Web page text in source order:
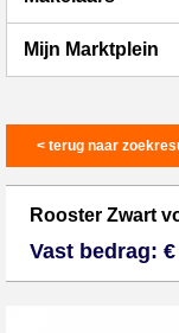
Mijn Marktplein
< terug naar
Rooster Zwart
Vast bedrag: €